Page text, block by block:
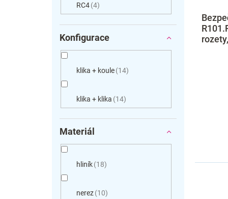
RC4 4
Konfigurace
klika + koule 14
klika + klika 14
Materiál
hliník 18
nerez 10